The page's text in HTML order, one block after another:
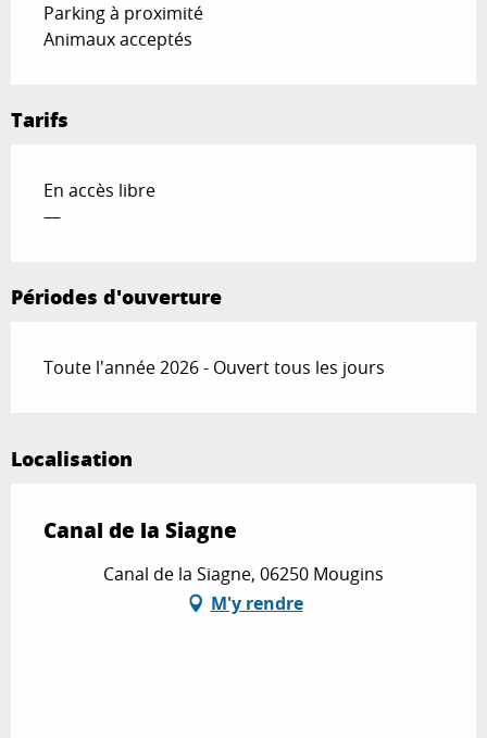
Parking à proximité
Animaux acceptés
Tarifs
En accès libre
—
Périodes d'ouverture
Toute l'année 2026 - Ouvert tous les jours
Localisation
Canal de la Siagne
Canal de la Siagne, 06250 Mougins
M'y rendre